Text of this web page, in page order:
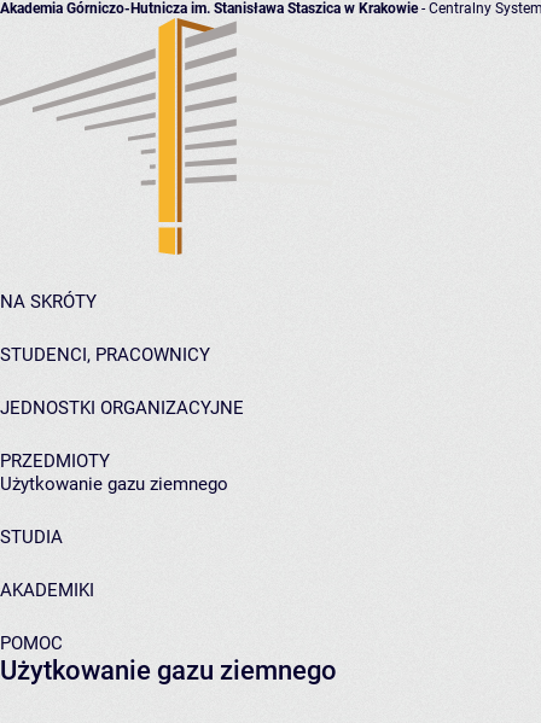
Akademia Górniczo-Hutnicza im. Stanisława Staszica w Krakowie- Centralny
NA SKRÓTY
STUDENCI, PRACOWNICY
JEDNOSTKI ORGANIZACYJNE
PRZEDMIOTY
Użytkowanie gazu ziemnego
STUDIA
AKADEMIKI
POMOC
Użytkowanie gazu ziemnego